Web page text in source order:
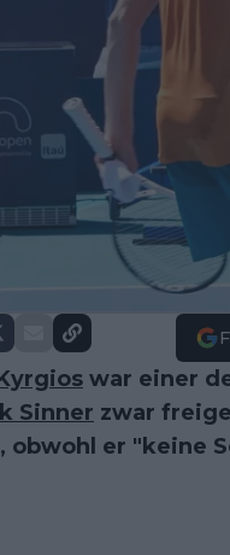
war einer
Sinner zwar
obwohl er "keine